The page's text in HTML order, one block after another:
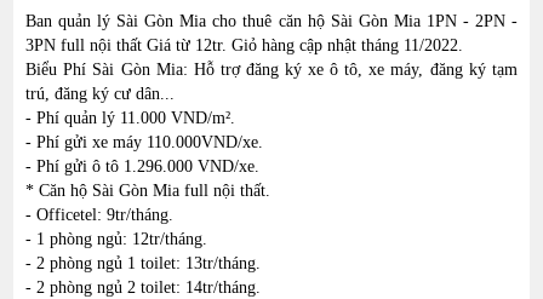
Ban quản lý Sài Gòn Mia cho thuê căn hộ Sài Gòn Mia 1PN - 2PN -
3PN full nội thất Giá từ 12tr. Giỏ hàng cập nhật tháng 11/2022.
Biểu Phí Sài Gòn Mia: Hỗ trợ đăng ký xe ô tô, xe máy, đăng ký tạm
trú, đăng ký cư dân...
- Phí quản lý 11.000 VND/m².
- Phí gửi xe máy 110.000VND/xe.
- Phí gửi ô tô 1.296.000 VND/xe.
* Căn hộ Sài Gòn Mia full nội thất.
- Officetel: 9tr/tháng.
- 1 phòng ngủ: 12tr/tháng.
- 2 phòng ngủ 1 toilet: 13tr/tháng.
- 2 phòng ngủ 2 toilet: 14tr/tháng.